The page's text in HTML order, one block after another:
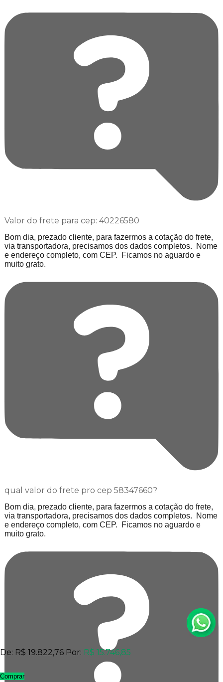
Valor do frete para cep: 40226580
Bom dia, prezado cliente, para fazermos a cotação do frete,
via transportadora, precisamos dos dados completos. Nome
e endereço completo, com CEP. Ficamos no aguardo e
muito grato.
qual valor do frete pro cep 58347660?
Bom dia, prezado cliente, para fazermos a cotação do frete,
via transportadora, precisamos dos dados completos. Nome
e endereço completo, com CEP. Ficamos no aguardo e
muito grato.
De: R$ 19.822,76 Por: R$ 15.746,85
Comprar